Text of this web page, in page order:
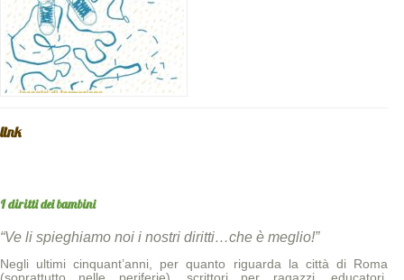
link
I diritti dei bambini
“Ve li spieghiamo noi i nostri diritti…che è meglio!”
Negli ultimi cinquant’anni, per quanto riguarda la città di Roma